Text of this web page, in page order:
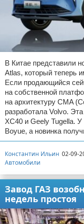
В Китае представили
Atlas, который теперь
Если продающийся
на собственной
на архитектуру CMA
разработала Volvo.
XC40 и Geely Tugella.
Boyue, а новинка
Константин Ильин 02-09-
Автомобили
Завод ГАЗ
недель простоя